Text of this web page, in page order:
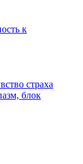
к
страха
блок